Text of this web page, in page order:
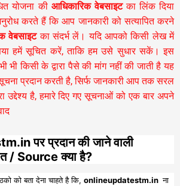
योजना की आधिकारिक वेबसाइटका लिंक दिया
करते हैं कि आप जानकारी को सत्यापित करने
वेबसाइटका संदर्भ लें। यदि आपको किसी लेख में
हमें सूचित करें, ताकि हम उसे सुधार सकें। इस
भी किसी के द्वारा पैसे की मांग नहीं की जाती है यह
प्रदान करती है,सिर्फ जानकारी आप तक सरल
उद्देश्य है, हमारे दिए गए सूचनाओं को एक बार अपने
पर प्रदान की जाने वाली
/ Source क्या है?
को बता देना चाहते है कि, onlineupdatestm.in ना